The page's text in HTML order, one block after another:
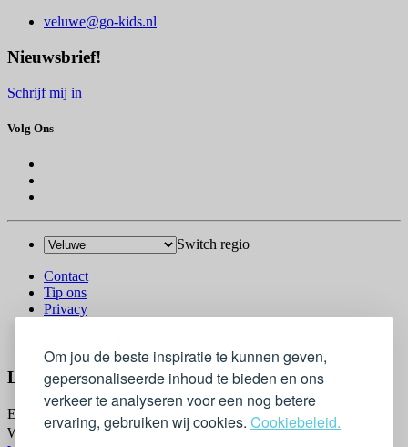
Om jou de beste inspiratie te kunnen geven,
gepersonaliseerde inhoud te bieden en ons
verkeer te analyseren voor een nog betere
ervaring, gebruiken wij cookies. Cookiebeleid.
veluwe@go-kids.nl
Nieuwsbrief!
Schrijf mij in
Volg Ons
Switch regio
Contact
Tip ons
Privacy
Log In
Email
Wachtwoord